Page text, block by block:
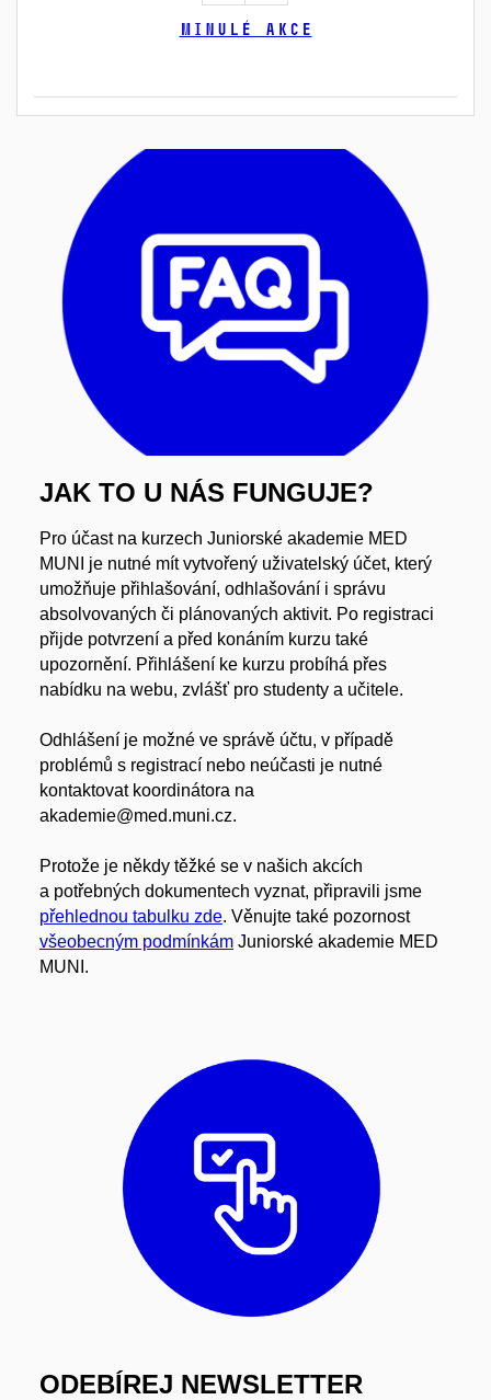
Minulé akce
JAK TO U NÁS FUNGUJE?
Pro účast na kurzech Juniorské akademie MED
MUNI je nutné mít vytvořený uživatelský účet, který
umožňuje přihlašování, odhlašování i správu
absolvovaných či plánovaných aktivit. Po registraci
přijde potvrzení a před konáním kurzu také
upozornění. Přihlášení ke kurzu probíhá přes
nabídku na webu, zvlášť pro studenty a učitele.
Odhlášení je možné ve správě účtu, v případě
problémů s registrací nebo neúčasti je nutné
kontaktovat koordinátora na
akademie@med.muni.cz.
Protože je někdy těžké se v našich akcích
a potřebných dokumentech vyznat, připravili jsme
přehlednou tabulku zde. Věnujte také pozornost
všeobecným podmínkám Juniorské akademie MED
MUNI.
ODEBÍREJ NEWSLETTER